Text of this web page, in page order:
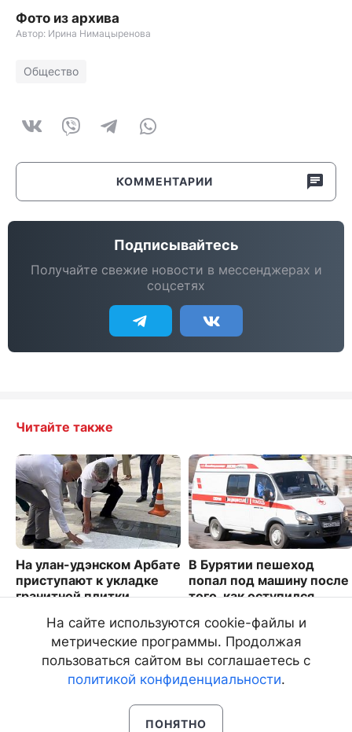
Фото из архива
Автор: Ирина Нимацыренова
Общество
КОММЕНТАРИИ
Подписывайтесь
Получайте свежие новости в мессенджерах и
соцсетях
Читайте также
На улан-удэнском Арбате
приступают к укладке
гранитной плитки
2341
В Бурятии пешеход
попал под машину после
того, как оступился
1286
На сайте используются cookie-файлы и
метрические программы. Продолжая
пользоваться сайтом вы соглашаетесь с
политикой конфиденциальности.
ПОНЯТНО